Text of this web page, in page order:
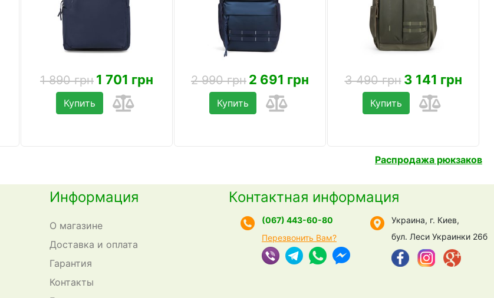
1 890 грн 1 701 грн
Купить
2 990 грн 2 691 грн
Купить
3 490 грн 3 141 грн
Купить
Распродажа рюкзаков
Информация
О магазине
Доставка и оплата
Гарантия
Контакты
Контактная информация
(067) 443-60-80
Перезвонить Вам?
Украина, г. Киев,
бул. Леси Украинки 26б